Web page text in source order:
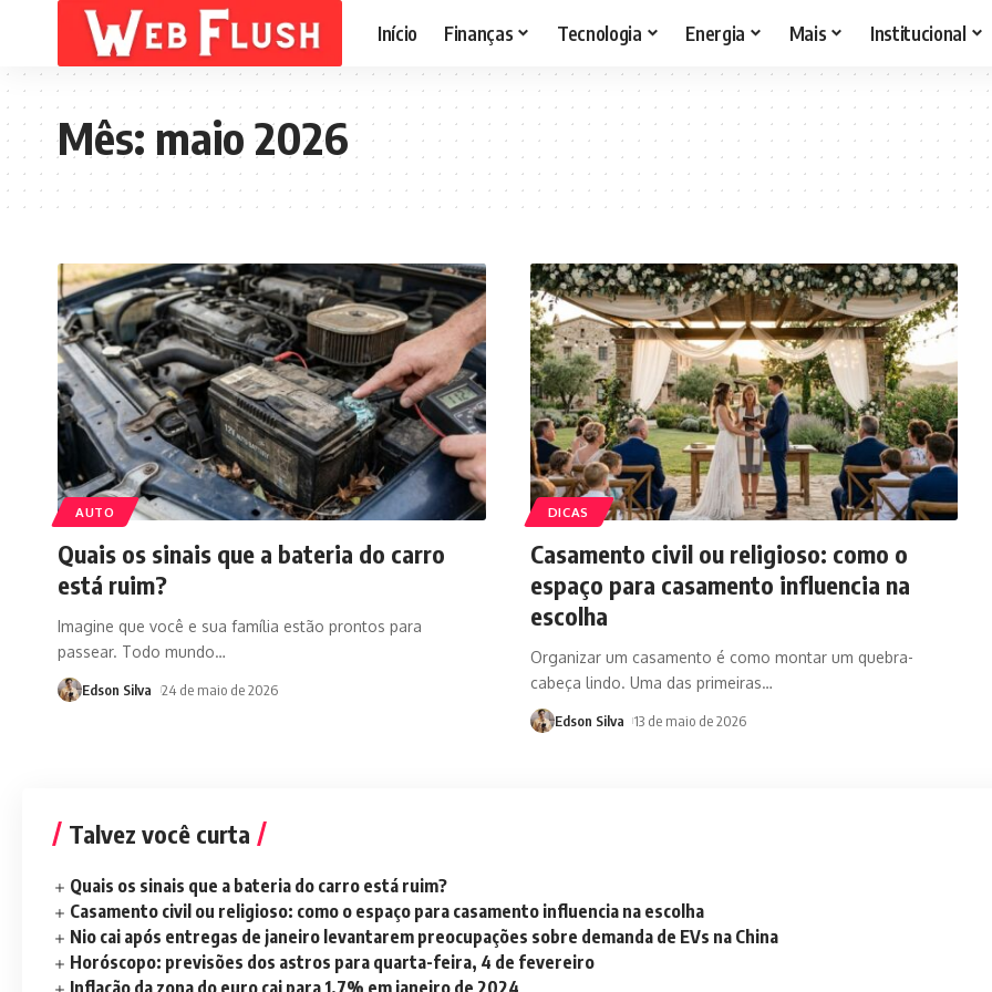
Início Finanças Tecnologia Energia Mais Institucional
Mês: maio 2026
AUTO
Quais os sinais que a bateria do carro
está ruim?
Imagine que você e sua família estão prontos para
passear. Todo mundo…
Edson Silva 24 de maio de 2026
DICAS
Casamento civil ou religioso: como o
espaço para casamento influencia na
escolha
Organizar um casamento é como montar um quebra-
cabeça lindo. Uma das primeiras…
Edson Silva 13 de maio de 2026
Talvez você curta
Quais os sinais que a bateria do carro está ruim?
Casamento civil ou religioso: como o espaço para casamento influencia na escolha
Nio cai após entregas de janeiro levantarem preocupações sobre demanda de EVs na China
Horóscopo: previsões dos astros para quarta-feira, 4 de fevereiro
Inflação da zona do euro cai para 1,7% em janeiro de 2024